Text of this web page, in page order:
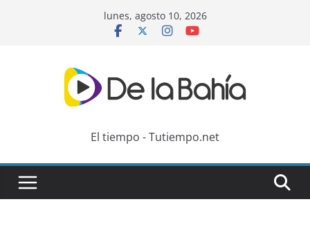
lunes, agosto 10, 2026
El tiempo - Tutiempo.net